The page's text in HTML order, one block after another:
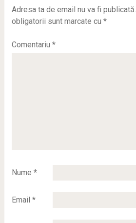
Adresa ta de email nu va fi publicată.
obligatorii sunt marcate cu *
Comentariu *
Nume *
Email *